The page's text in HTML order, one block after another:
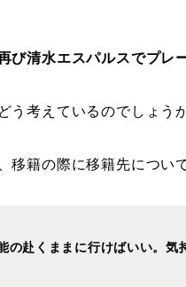
び清水エスパルスでプレ
う考えているのでしょうか
移籍の際に移籍先につい
の赴くままに行けばいい。